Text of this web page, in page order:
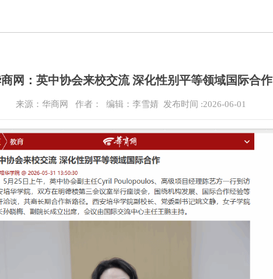
网：英中协会来校交流 深化性别平等领域国际合作
来源：华商网 作者： 编辑：李雪婧 发布时间 :2026-06-01